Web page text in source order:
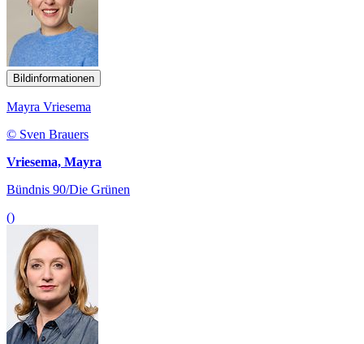
Bildinformationen
Mayra Vriesema
© Sven Brauers
Vriesema, Mayra
Bündnis 90/Die Grünen
()